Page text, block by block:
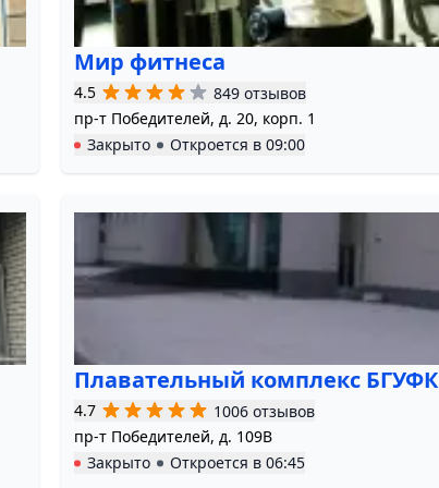
Мир фитнеса
4.5
849 отзывов
пр-т Победителей, д. 20, корп. 1
Закрыто
Откроется в 09:00
Плавательный комплекс БГУФК
4.7
1006 отзывов
пр-т Победителей, д. 109В
Закрыто
Откроется в 06:45